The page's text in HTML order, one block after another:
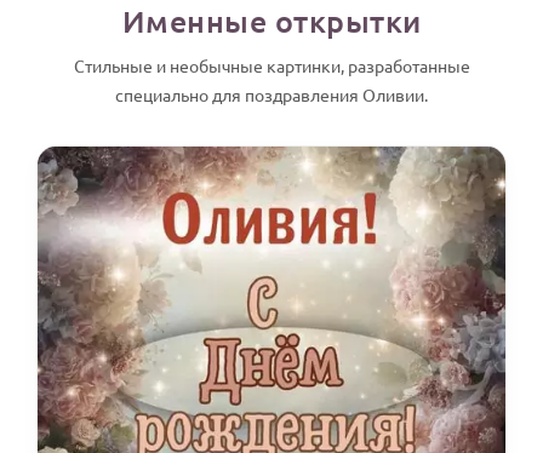
Именные открытки
Стильные и необычные картинки, разработанные
специально для поздравления Оливии.